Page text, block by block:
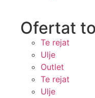
Ofertat
Te rejat
Ulje
Outlet
Te rejat
Ulje